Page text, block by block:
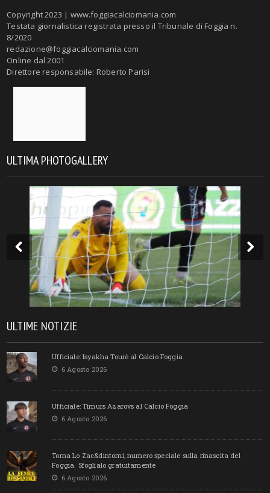
Copyright 2023 | www.foggiacalciomania.com
Testata giornalistica registrata presso il Tribunale di Foggia n.
8/2020
redazione@foggiacalciomania.com
Online dal 2001
Direttore responsabile: Roberto Parisi
ULTIMA PHOTOGALLERY
ULTIME NOTIZIE
Ufficiale: Isyakha Tourè al Calcio Foggia
6 Agosto 2026
Ufficiale: Timurs Azarovs al Calcio Foggia
6 Agosto 2026
Torna Lo Zac&dintorni, numero speciale sulla rinascita del
Foggia. Sfoglialo gratuitamente
6 Agosto 2026